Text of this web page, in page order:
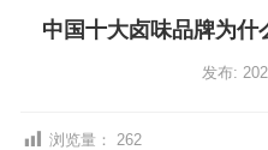
中国十大卤味品牌为什
发布:
浏览量： 262